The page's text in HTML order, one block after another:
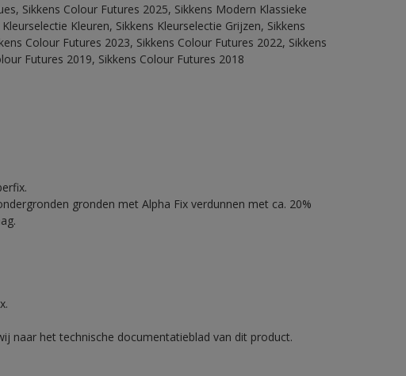
Sikkens Colour Futures 2025, Sikkens Modern Klassieke
Kleuren, Sikkens Kleurselectie Grijzen, Sikkens
Colour Futures 2023, Sikkens Colour Futures 2022, Sikkens
Futures 2019, Sikkens Colour Futures 2018
gronden met Alpha Fix verdunnen met ca. 20%
naar het technische documentatieblad van dit product.